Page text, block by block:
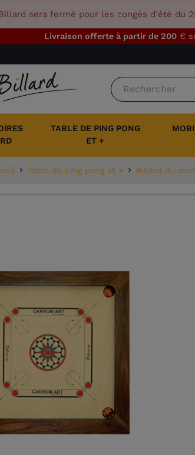
sera fermé pour les congés d'été du
Livraison offerte à partir de 200 €
TABLE DE PING PONG
ET +
Table de ping pong et + Billard du